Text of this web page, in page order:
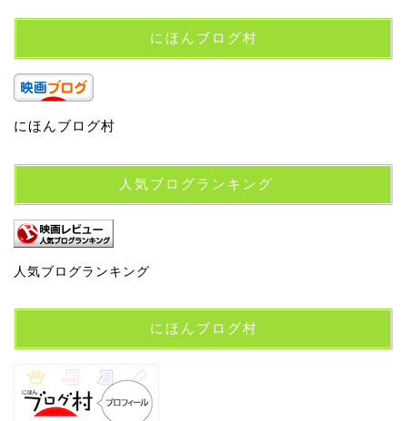
にほんブログ村
にほんブログ村
人気ブログランキング
人気ブログランキング
にほんブログ村